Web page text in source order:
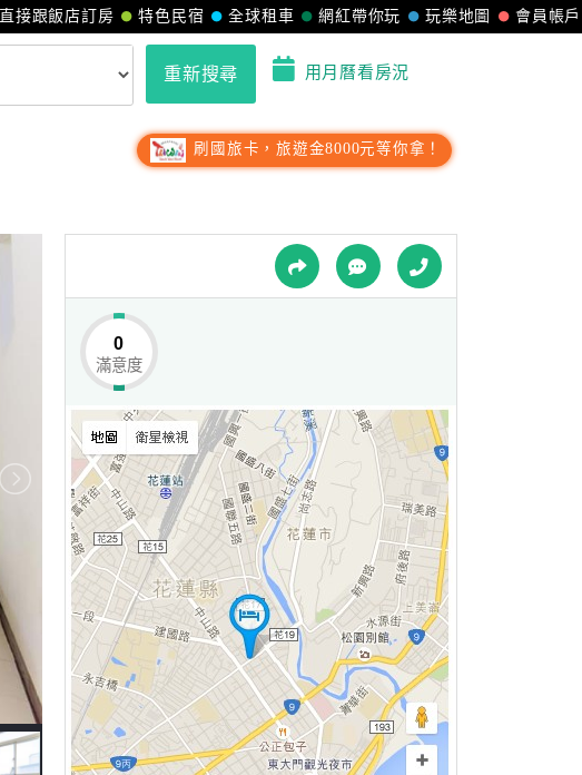
會員帳戶
玩樂地圖
網紅帶你玩
全球租車
特色民宿
直接跟飯店訂房
重新搜尋 用月曆看房況
刷國旅卡，旅遊金8000元等你拿！
0
滿意度